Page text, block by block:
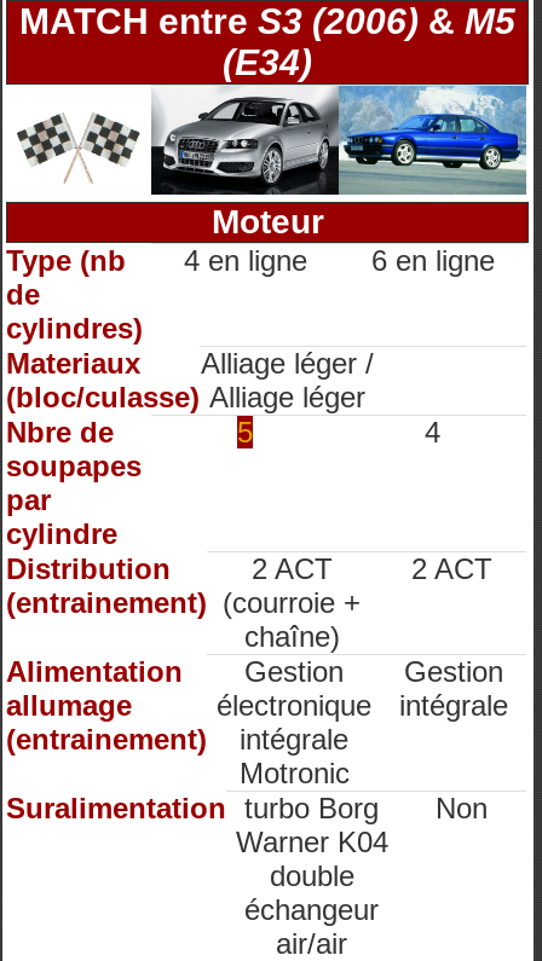
MATCH entreS3 (2006) &M5
(E34)
Moteur
Type (nb
de
cylindres)
4 en ligne 6 en ligne
Materiaux
(bloc/culasse)
Alliage léger /
Alliage léger
Nbre de
soupapes
par
cylindre
5 4
Distribution
(entrainement)
2 ACT
(courroie +
chaîne)
2 ACT
Alimentation
allumage
(entrainement)
Gestion
électronique
intégrale
Motronic
Gestion
intégrale
Suralimentation turbo Borg
Warner K04
double
échangeur
air/air
Non